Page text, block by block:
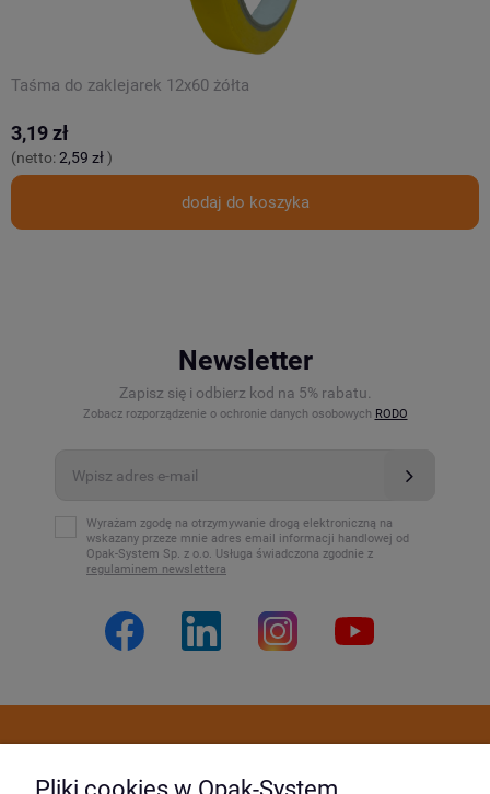
Taśma do zaklejarek 12x60 żółta
3,19 zł
(netto:2,59 zł)
dodaj do koszyka
Newsletter
Zapisz się i odbierz kod na 5% rabatu.
Zobacz rozporządzenie o ochronie danych osobowych RODO
Wyrażam zgodę na otrzymywanie drogą elektroniczną na
wskazany przeze mnie adres email informacji handlowej od
Opak-System Sp. z o.o. Usługa świadczona zgodnie z
regulaminem newslettera